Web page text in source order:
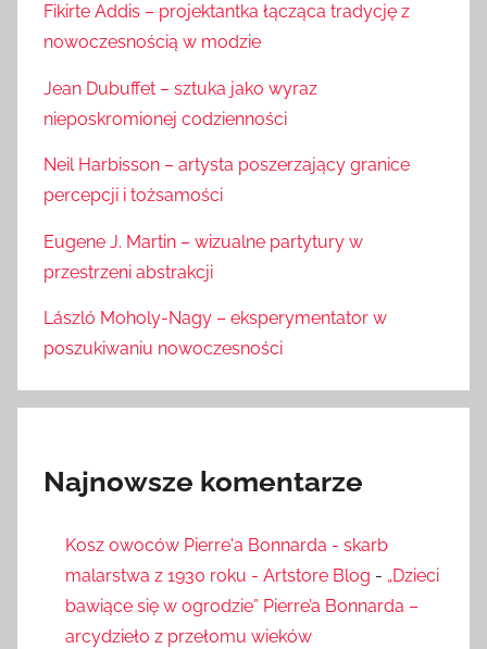
Fikirte Addis – projektantka łącząca tradycję z
nowoczesnością w modzie
Jean Dubuffet – sztuka jako wyraz
nieposkromionej codzienności
Neil Harbisson – artysta poszerzający granice
percepcji i tożsamości
Eugene J. Martin – wizualne partytury w
przestrzeni abstrakcji
László Moholy-Nagy – eksperymentator w
poszukiwaniu nowoczesności
Najnowsze komentarze
Kosz owoców Pierre'a Bonnarda - skarb
malarstwa z 1930 roku - Artstore Blog - „Dzieci
bawiące się w ogrodzie” Pierre’a Bonnarda –
arcydzieło z przełomu wieków